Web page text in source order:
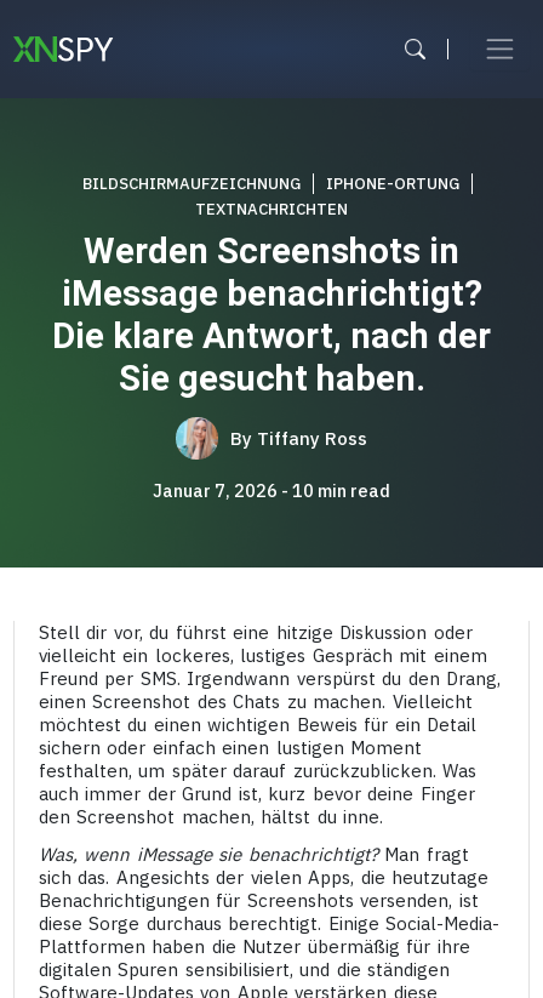
Inhalt
springen
BILDSCHIRMAUFZEICHNUNG
IPHONE-ORTUNG
TEXTNACHRICHTEN
Werden Screenshots in
iMessage benachrichtigt?
Die klare Antwort, nach der
Sie gesucht haben.
By Tiffany Ross
Januar 7, 2026 10 min read
Stell dir vor, du führst eine hitzige Diskussion oder
vielleicht ein lockeres, lustiges Gespräch mit einem
Freund per SMS. Irgendwann verspürst du den Drang,
einen Screenshot des Chats zu machen. Vielleicht
möchtest du einen wichtigen Beweis für ein Detail
sichern oder einfach einen lustigen Moment
festhalten, um später darauf zurückzublicken. Was
auch immer der Grund ist, kurz bevor deine Finger
den Screenshot machen, hältst du inne.
Was, wenn iMessage sie benachrichtigt?Man fragt
sich das. Angesichts der vielen Apps, die heutzutage
Benachrichtigungen für Screenshots versenden, ist
diese Sorge durchaus berechtigt. Einige Social-Media-
Plattformen haben die Nutzer übermäßig für ihre
digitalen Spuren sensibilisiert, und die ständigen
Software-Updates von Apple verstärken diese